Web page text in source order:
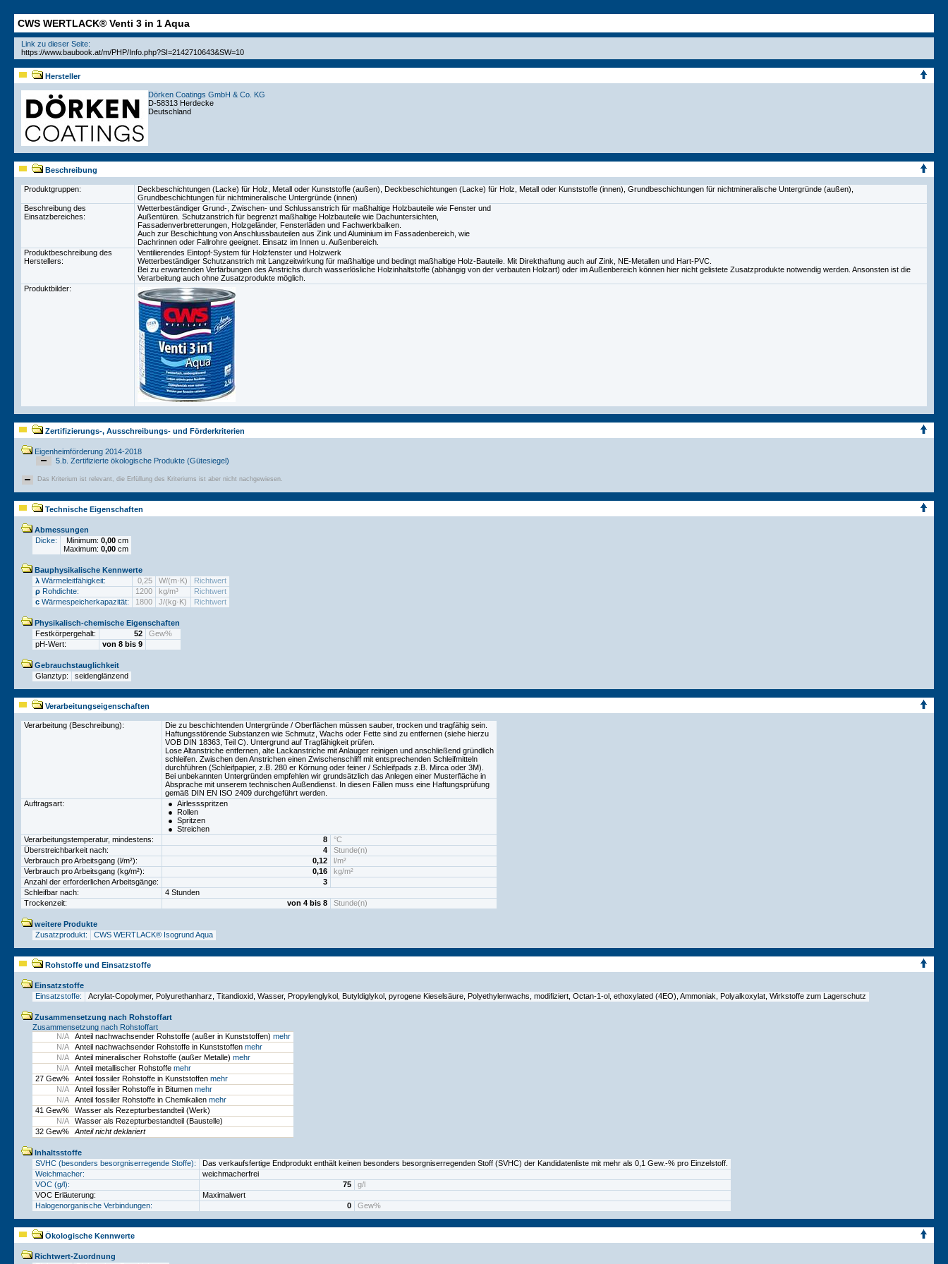
CWS WERTLACK® Venti 3 in 1 Aqua
Link zu dieser Seite:
Hersteller
Dörken Coatings GmbH & Co. KG
D-58313 Herdecke
Deutschland
Beschreibung
Produktgruppen:
Deckbeschichtungen (Lacke) für Holz, Metall oder Kunststoffe (außen), Deckbeschichtungen (Lacke) für Holz, Metall oder Kunststoffe (innen), Grundbeschichtungen für nichtmineralische Untergründe (außen),
Grundbeschichtungen für nichtmineralische Untergründe (innen)
Beschreibung des
Einsatzbereiches:
Wetterbeständiger Grund-, Zwischen- und Schlussanstrich für maßhaltige Holzbauteile wie Fenster und
Außentüren. Schutzanstrich für begrenzt maßhaltige Holzbauteile wie Dachuntersichten,
Fassadenverbretterungen, Holzgeländer, Fensterläden und Fachwerkbalken.
Auch zur Beschichtung von Anschlussbauteilen aus Zink und Aluminium im Fassadenbereich, wie
Dachrinnen oder Fallrohre geeignet. Einsatz im Innen u. Außenbereich.
Produktbeschreibung des
Herstellers:
Ventilierendes Eintopf-System für Holzfenster und Holzwerk
Wetterbeständiger Schutzanstrich mit Langzeitwirkung für maßhaltige und bedingt maßhaltige Holz-Bauteile. Mit Direkthaftung auch auf Zink, NE-Metallen und Hart-PVC.
Bei zu erwartenden Verfärbungen des Anstrichs durch wasserlösliche Holzinhaltstoffe (abhängig von der verbauten Holzart) oder im Außenbereich können hier nicht gelistete Zusatzprodukte notwendig werden. Ansonsten ist die
Verarbeitung auch ohne Zusatzprodukte möglich.
Produktbilder:
Zertifizierungs-, Ausschreibungs- und Förderkriterien
Eigenheimförderung 2014-2018
5.b. Zertifizierte ökologische Produkte (Gütesiegel)
Das Kriterium ist relevant, die Erfüllung des Kriteriums ist aber nicht nachgewiesen.
Technische Eigenschaften
Abmessungen
Dicke:
Minimum: 0,00 cm
Maximum: 0,00 cm
Bauphysikalische Kennwerte
λ Wärmeleitfähigkeit: 0,25 W/(m·K)
Richtwert
ρ Rohdichte: 1200 kg/m³
Richtwert
c Wärmespeicherkapazität: 1800 J/(kg·K) Richtwert
Physikalisch-chemische Eigenschaften
Festkörpergehalt:
52
Gew%
pH-Wert:
von 8 bis 9
Gebrauchstauglichkeit
Glanztyp:
seidenglänzend
Verarbeitungseigenschaften
Verarbeitung (Beschreibung):
Die zu beschichtenden Untergründe / Oberflächen müssen sauber, trocken und tragfähig sein.
Haftungsstörende Substanzen wie Schmutz, Wachs oder Fette sind zu entfernen (siehe hierzu
VOB DIN 18363, Teil C). Untergrund auf Tragfähigkeit prüfen.
Lose Altanstriche entfernen, alte Lackanstriche mit Anlauger reinigen und anschließend gründlich
schleifen. Zwischen den Anstrichen einen Zwischenschliff mit entsprechenden Schleifmitteln
durchführen (Schleifpapier, z.B. 280 er Körnung oder feiner / Schleifpads z.B. Mirca oder 3M).
Bei unbekannten Untergründen empfehlen wir grundsätzlich das Anlegen einer Musterfläche in
Absprache mit unserem technischen Außendienst. In diesen Fällen muss eine Haftungsprüfung
gemäß DIN EN ISO 2409 durchgeführt werden.
Auftragsart:
Airlessspritzen
Rollen
Spritzen
Streichen
Verarbeitungstemperatur, mindestens:
8
°C
Überstreichbarkeit nach:
4
Stunde(n)
Verbrauch pro Arbeitsgang (l/m²):
0,12
l/m²
Verbrauch pro Arbeitsgang (kg/m²):
0,16
kg/m²
Anzahl der erforderlichen Arbeitsgänge:
3
Schleifbar nach:
4 Stunden
Trockenzeit:
von 4 bis 8 Stunde(n)
weitere Produkte
Zusatzprodukt:
CWS WERTLACK® Isogrund Aqua
Rohstoffe und Einsatzstoffe
Einsatzstoffe
Einsatzstoffe:
Acrylat-Copolymer, Polyurethanharz, Titandioxid, Wasser, Propylenglykol, Butyldiglykol, pyrogene Kieselsäure, Polyethylenwachs, modifiziert, Octan-1-ol, ethoxylated (4EO), Ammoniak, Polyalkoxylat, Wirkstoffe zum Lagerschutz
Zusammensetzung nach Rohstoffart
Zusammensetzung nach Rohstoffart
N/A
Anteil nachwachsender Rohstoffe (außer in Kunststoffen) mehr
N/A
Anteil nachwachsender Rohstoffe in Kunststoffen mehr
N/A
Anteil mineralischer Rohstoffe (außer Metalle) mehr
N/A
Anteil metallischer Rohstoffe mehr
27 Gew%
Anteil fossiler Rohstoffe in Kunststoffen mehr
N/A
Anteil fossiler Rohstoffe in Bitumen mehr
N/A
Anteil fossiler Rohstoffe in Chemikalien mehr
41 Gew%
Wasser als Rezepturbestandteil (Werk)
N/A
Wasser als Rezepturbestandteil (Baustelle)
32 Gew%
Anteil nicht deklariert
Inhaltsstoffe
SVHC (besonders besorgniserregende Stoffe):
Das verkaufsfertige Endprodukt enthält keinen besonders besorgniserregenden Stoff (SVHC) der Kandidatenliste mit mehr als 0,1 Gew.-% pro Einzelstoff.
Weichmacher:
weichmacherfrei
VOC (g/l):
75
g/l
VOC Erläuterung:
Maximalwert
Halogenorganische Verbindungen:
0 Gew%
Ökologische Kennwerte
Richtwert-Zuordnung